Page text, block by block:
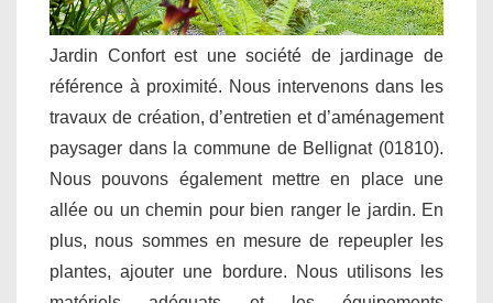
Jardin Confort est une société de jardinage de
référence à proximité. Nous intervenons dans les
travaux de création, d’entretien et d’aménagement
paysager dans la commune de Bellignat (01810).
Nous pouvons également mettre en place une
allée ou un chemin pour bien ranger le jardin. En
plus, nous sommes en mesure de repeupler les
plantes, ajouter une bordure. Nous utilisons les